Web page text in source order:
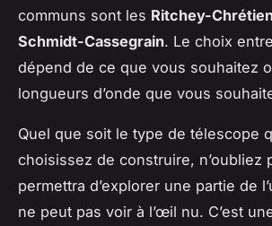
communs sont les Ritchey-
Schmidt-Cassegrain. Le choix
dépend de ce que vous souhaitez
longueurs d’onde que vous
Quel que soit le type de télescope
choisissez de construire, n’oubliez
permettra d’explorer une partie de
ne peut pas voir à l’œil nu. C’est